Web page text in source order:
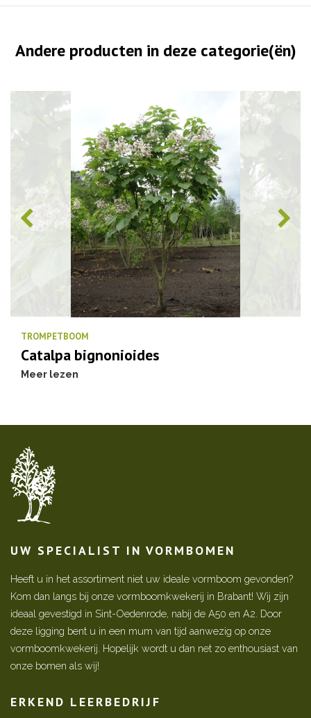
Andere producten in deze categorie(ën)
TROMPETBOOM
Catalpa bignonioides
Meer lezen
UW SPECIALIST IN VORMBOMEN
Heeft u in het assortiment niet uw ideale vormboom gevonden?
Kom dan langs bij onze vormboomkwekerij in Brabant! Wij zijn
ideaal gevestigd in Sint-Oedenrode, nabij de A50 en A2. Door
deze ligging bent u in een mum van tijd aanwezig op onze
vormboomkwekerij. Hopelijk wordt u dan net zo enthousiast van
onze bomen als wij!
ERKEND LEERBEDRIJF